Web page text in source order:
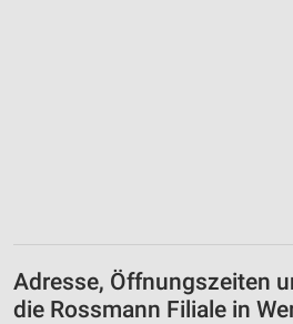
Adresse, Öffnungszeiten
die Rossmann Filiale in